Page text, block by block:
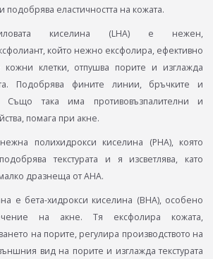
подобрява еластичността на кожата.
киселина (LHA) е нежен,
който нежно ексфолира, ефективно
кожни клетки, отпушва порите и изглажда
Подобрява фините линии, бръчките и
Също така има противовъзпалителни и
помага при акне.
полихидрокси киселина (PHA), която
текстурата и я изсветлява, като
дразнеща от AHA.
е бета-хидрокси киселина (BHA), особено
на акне. Тя ексфолира кожата,
на порите, регулира производството на
вид на порите и изглажда текстурата